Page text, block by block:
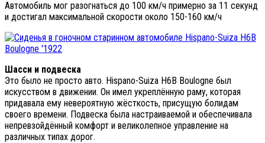
Автомобиль мог разогнаться до 100 км/ч примерно за 11 секунд
и достигал максимальной скорости около 150-160 км/ч
Шасси и подвеска
Это было не просто авто. Hispano-Suiza H6B Boulogne был
искусством в движении. Он имел укреплённую раму, которая
придавала ему невероятную жёсткость, присущую болидам
своего времени. Подвеска была настраиваемой и обеспечивала
непревзойдённый комфорт и великолепное управление на
различных типах дорог.